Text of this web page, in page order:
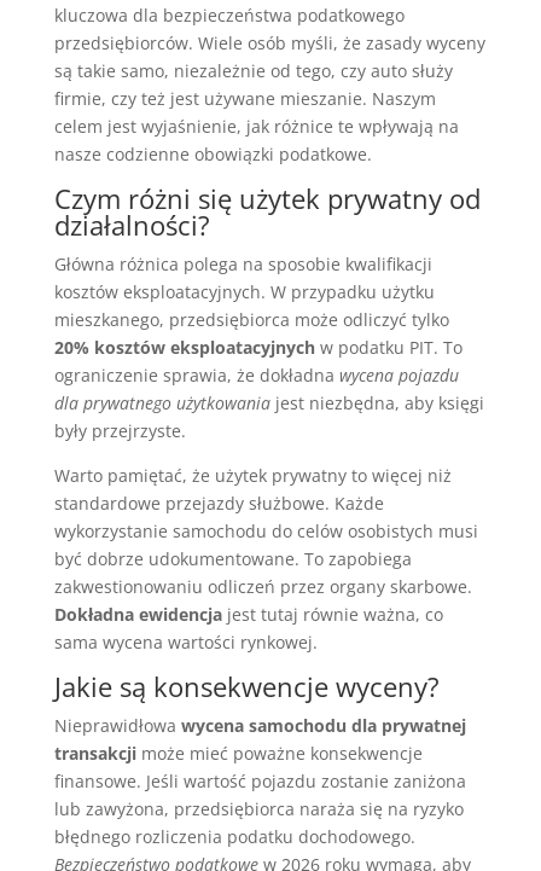
kluczowa dla bezpieczeństwa podatkowego
przedsiębiorców. Wiele osób myśli, że zasady wyceny
są takie samo, niezależnie od tego, czy auto służy
firmie, czy też jest używane mieszanie. Naszym
celem jest wyjaśnienie, jak różnice te wpływają na
nasze codzienne obowiązki podatkowe.
Czym różni się użytek prywatny od
działalności?
Główna różnica polega na sposobie kwalifikacji
kosztów eksploatacyjnych. W przypadku użytku
mieszkanego, przedsiębiorca może odliczyć tylko
20% kosztów eksploatacyjnychw podatku PIT. To
ograniczenie sprawia, że dokładna wycena pojazdu
dla prywatnego użytkowaniajest niezbędna, aby księgi
były przejrzyste.
Warto pamiętać, że użytek prywatny to więcej niż
standardowe przejazdy służbowe. Każde
wykorzystanie samochodu do celów osobistych musi
być dobrze udokumentowane. To zapobiega
zakwestionowaniu odliczeń przez organy skarbowe.
Dokładna ewidencjajest tutaj równie ważna, co
sama wycena wartości rynkowej.
Jakie są konsekwencje wyceny?
Nieprawidłowa wycena samochodu dla prywatnej
transakcjimoże mieć poważne konsekwencje
finansowe. Jeśli wartość pojazdu zostanie zaniżona
lub zawyżona, przedsiębiorca naraża się na ryzyko
błędnego rozliczenia podatku dochodowego.
Bezpieczeństwo podatkowew 2026 roku wymaga, aby